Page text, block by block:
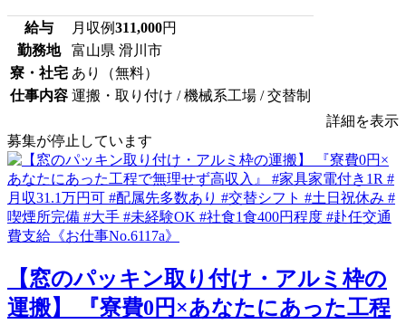
給与 月収例311,000円
勤務地
富山県 滑川市
寮・社宅 あり（無料）
仕事内容 運搬・取り付け / 機械系工場 / 交替制
詳細を表示
募集が停止しています
【窓のパッキン取り付け・アルミ枠の
運搬】 『寮費0円×あなたにあった工程